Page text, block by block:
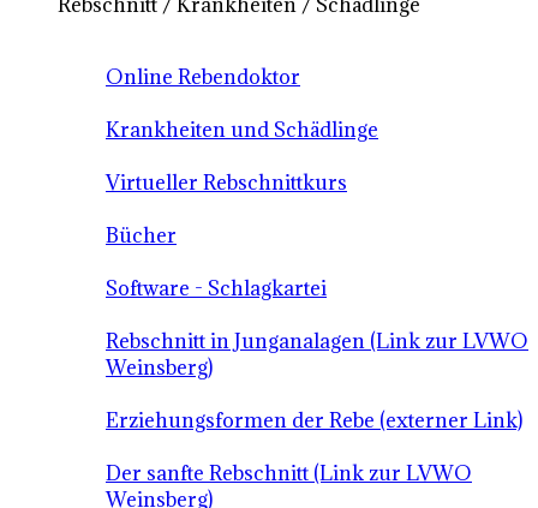
Online Rebendoktor
Krankheiten und Schädlinge
Virtueller Rebschnittkurs
Bücher
Software - Schlagkartei
Rebschnitt in Junganalagen (Link zur LVWO
Weinsberg)
Erziehungsformen der Rebe (externer Link)
Der sanfte Rebschnitt (Link zur LVWO
Weinsberg)